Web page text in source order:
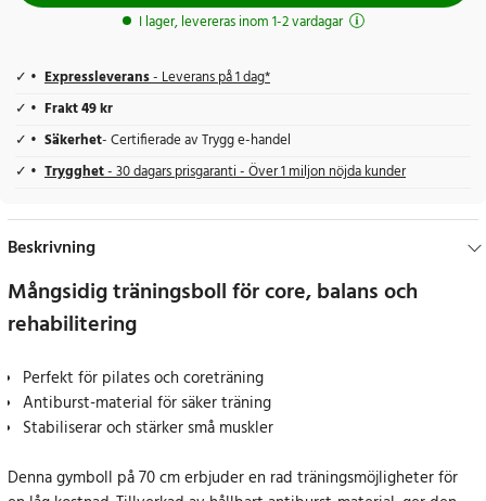
I lager, levereras inom 1-2 vardagar
Expressleverans- Leverans på 1 dag*
Frakt 49 kr
Säkerhet- Certifierade av Trygg e-handel
Trygghet- 30 dagars prisgaranti - Över 1 miljon nöjda kunder
Beskrivning
Mångsidig träningsboll för core, balans och
rehabilitering
Perfekt för pilates och coreträning
Antiburst-material för säker träning
Stabiliserar och stärker små muskler
Denna gymboll på 70 cm erbjuder en rad träningsmöjligheter för